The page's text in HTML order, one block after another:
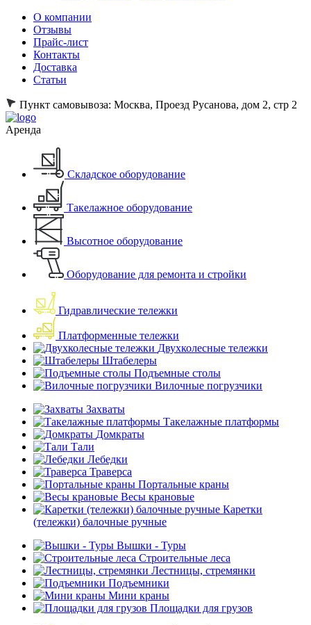
О компании
Отзывы
Прайс-лист
Контакты
Доставка
Статьи
Пункт самовывоза: Москва, Проезд Русанова, дом 2, стр 2
Аренда
Складское оборудование
Такелажное оборудование
Высотное оборудование
Оборудование для ремонта и стройки
Гидравлические тележки
Платформенные тележки
Двухколесные тележки
Штабелеры
Подъемные столы
Вилочные погрузчики
Захваты
Такелажные платформы
Домкраты
Тали
Лебедки
Траверса
Портальные краны
Весы крановые
Каретки
(тележки) балочные ручные
Вышки - Туры
Строительные леса
Лестницы, стремянки
Подъемники
Мини краны
Площадки для грузов